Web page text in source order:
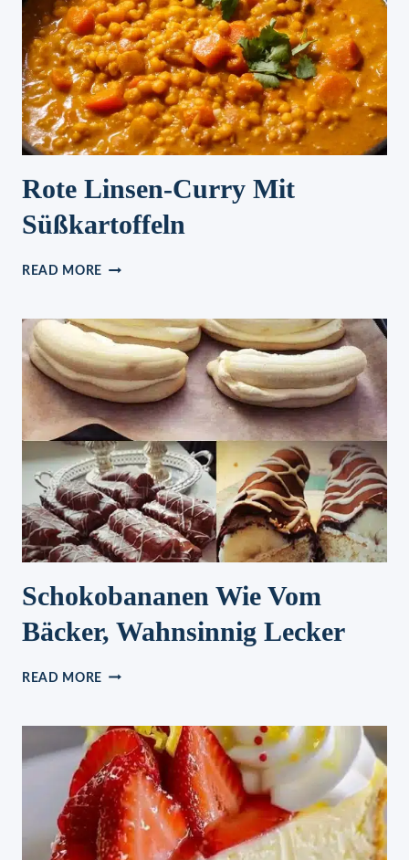
Rote Linsen-Curry Mit
Süßkartoffeln
READ MORE ROTE
MIT
SÜSSKARTOFFELN
Schokobananen Wie Vom
Bäcker, Wahnsinnig Lecker
READ MORE SCHOKOBANANEN
BÄCKER,
WAHNSINNIG
LECKER